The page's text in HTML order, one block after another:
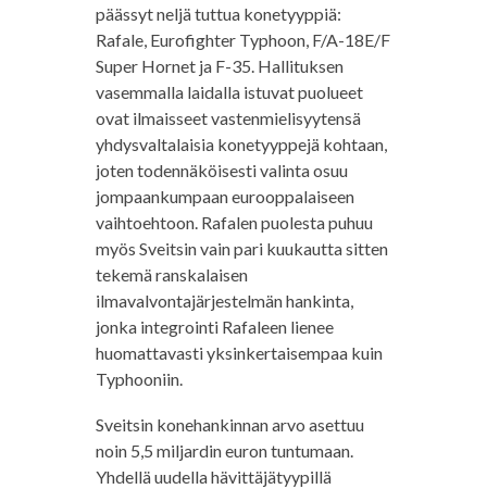
päässyt neljä tuttua konetyyppiä:
Rafale, Eurofighter Typhoon, F/A-18E/F
Super Hornet ja F-35. Hallituksen
vasemmalla laidalla istuvat puolueet
ovat ilmaisseet vastenmielisyytensä
yhdysvaltalaisia konetyyppejä kohtaan,
joten todennäköisesti valinta osuu
jompaankumpaan eurooppalaiseen
vaihtoehtoon. Rafalen puolesta puhuu
myös Sveitsin vain pari kuukautta sitten
tekemä ranskalaisen
ilmavalvontajärjestelmän hankinta,
jonka integrointi Rafaleen lienee
huomattavasti yksinkertaisempaa kuin
Typhooniin.
Sveitsin konehankinnan arvo asettuu
noin 5,5 miljardin euron tuntumaan.
Yhdellä uudella hävittäjätyypillä